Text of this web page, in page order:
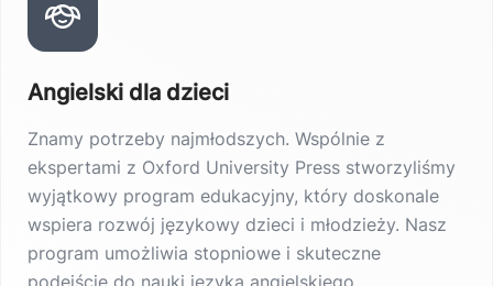
Angielski dla dzieci
Znamy potrzeby najmłodszych. Wspólnie z
ekspertami z Oxford University Press stworzyliśmy
wyjątkowy program edukacyjny, który doskonale
wspiera rozwój językowy dzieci i młodzieży. Nasz
program umożliwia stopniowe i skuteczne
podejście do nauki języka angielskiego.